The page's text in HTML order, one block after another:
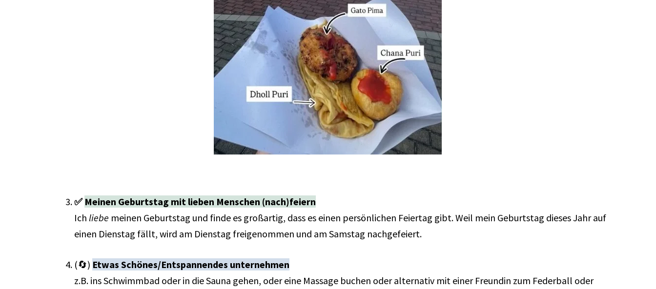
✅ Meinen Geburtstag mit lieben Menschen (nach)feiern
Ich liebe meinen Geburtstag und finde es großartig, dass es einen persönlichen Feiertag gibt. Weil mein Geburtstag dieses Jahr auf
einen Dienstag fällt, wird am Dienstag freigenommen und am Samstag nachgefeiert.
(🔄) Etwas Schönes/Entspannendes unternehmen
z.B. ins Schwimmbad oder in die Sauna gehen, oder eine Massage buchen oder alternativ mit einer Freundin zum Federball oder